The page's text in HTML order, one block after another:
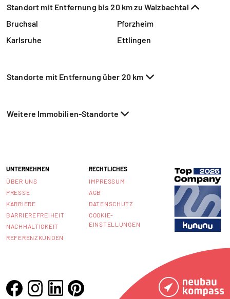
Standort mit Entfernung bis 20 km zu Walzbachtal
Bruchsal
Pforzheim
Karlsruhe
Ettlingen
Standorte mit Entfernung über 20 km
Weitere Immobilien-Standorte
UNTERNEHMEN
ÜBER UNS
PRESSE
KARRIERE
BARRIEREFREIHEIT
NACHHALTIGKEIT
REFERENZKUNDEN
RECHTLICHES
IMPRESSUM
AGB
DATENSCHUTZ
COOKIE-
EINSTELLUNGEN